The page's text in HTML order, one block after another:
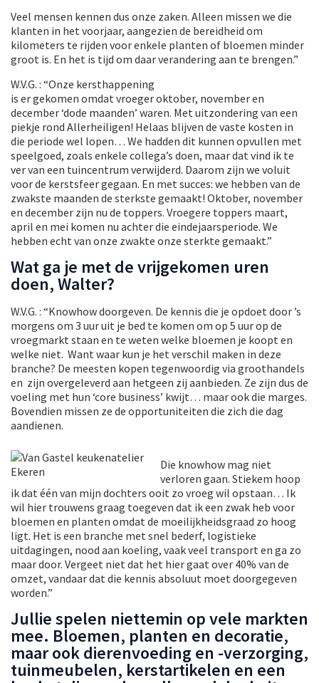
Veel mensen kennen dus onze zaken. Alleen missen we die
klanten in het voorjaar, aangezien de bereidheid om
kilometers te rijden voor enkele planten of bloemen minder
groot is. En het is tijd om daar verandering aan te brengen.”
W.V.G. : “Onze kersthappening
is er gekomen omdat vroeger oktober, november en
december ‘dode maanden’ waren. Met uitzondering van een
piekje rond Allerheiligen! Helaas blijven de vaste kosten in
die periode wel lopen… We hadden dit kunnen opvullen met
speelgoed, zoals enkele collega’s doen, maar dat vind ik te
ver van een tuincentrum verwijderd. Daarom zijn we voluit
voor de kerstsfeer gegaan. En met succes: we hebben van de
zwakste maanden de sterkste gemaakt! Oktober, november
en december zijn nu de toppers. Vroegere toppers maart,
april en mei komen nu achter die eindejaarsperiode. We
hebben echt van onze zwakte onze sterkte gemaakt.”
Wat ga je met de vrijgekomen uren
doen, Walter?
W.V.G. : “Knowhow doorgeven. De kennis die je opdoet door ’s
morgens om 3 uur uit je bed te komen om op 5 uur op de
vroegmarkt staan en te weten welke bloemen je koopt en
welke niet. Want waar kun je het verschil maken in deze
branche? De meesten kopen tegenwoordig via groothandels
en zijn overgeleverd aan hetgeen zij aanbieden. Ze zijn dus de
voeling met hun ‘core business’ kwijt… maar ook die marges.
Bovendien missen ze de opportuniteiten die zich die dag
aandienen.
Die knowhow mag niet
verloren gaan. Stiekem hoop
ik dat één van mijn dochters ooit zo vroeg wil opstaan… Ik
wil hier trouwens graag toegeven dat ik een zwak heb voor
bloemen en planten omdat de moeilijkheidsgraad zo hoog
ligt. Het is een branche met snel bederf, logistieke
uitdagingen, nood aan koeling, vaak veel transport en ga zo
maar door. Vergeet niet dat het hier gaat over 40% van de
omzet, vandaar dat die kennis absoluut moet doorgegeven
worden.”
Jullie spelen niettemin op vele markten
mee. Bloemen, planten en decoratie,
maar ook dierenvoeding en -verzorging,
tuinmeubelen, kerstartikelen en een